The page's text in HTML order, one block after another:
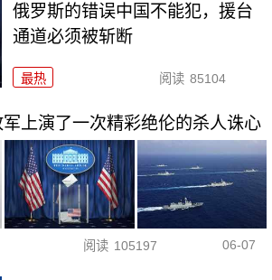
俄罗斯的错误中国不能犯，援台
通道必须被斩断
最热 阅读 85104
上演了一次精彩绝伦的杀人诛心
阅读 105197 06-07